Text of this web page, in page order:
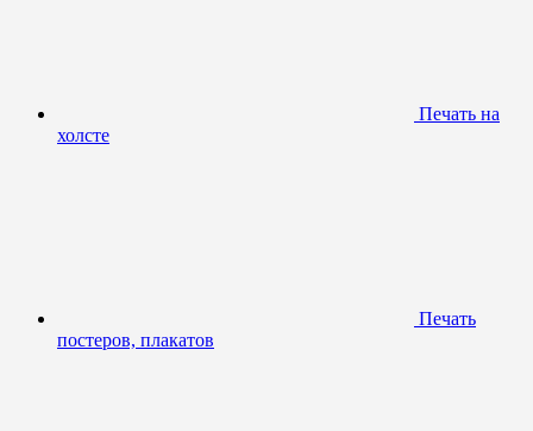
Печать на
холсте
Печать
постеров, плакатов